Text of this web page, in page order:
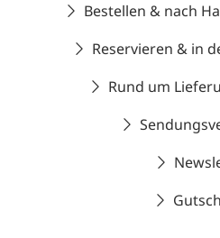
Bestellen & nach
Reservieren & in
Rund um